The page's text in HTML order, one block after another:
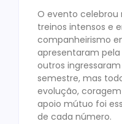
O evento celebrou
treinos intensos e
companheirismo
apresentaram
outros
semestre, mas
evolução,
apoio mútuo foi
de cada número.